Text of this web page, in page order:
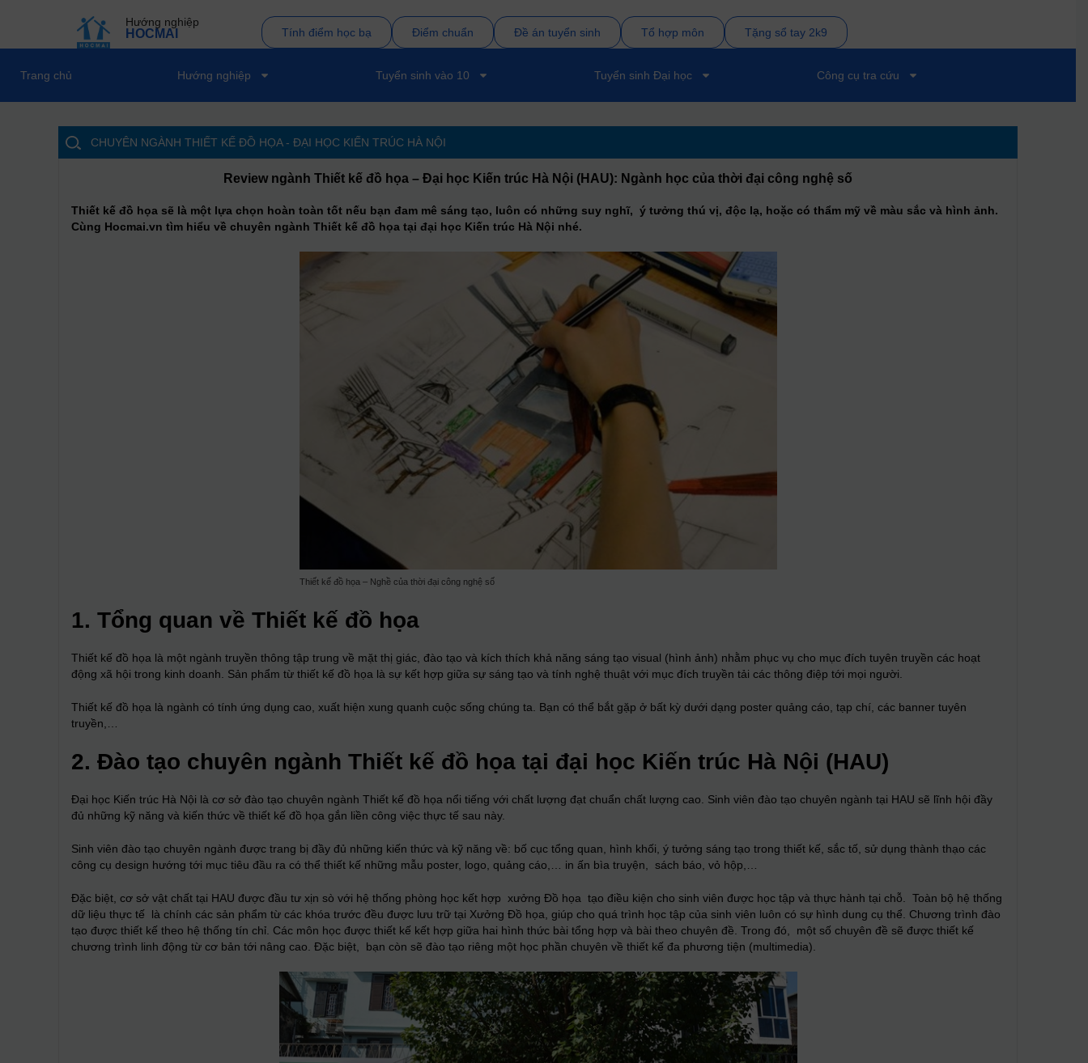
Hướng nghiệp
HOCMAI Tính điểm học bạ Điểm chuẩn Đề án tuyển sinh Tổ hợp môn Tặng sổ tay 2k9
Trang chủ Hướng nghiệp Tuyển sinh vào 10 Tuyển sinh Đại học Công cụ tra cứu
CHUYÊN NGÀNH THIẾT KẾ ĐỒ HỌA - ĐẠI HỌC KIẾN TRÚC HÀ NỘI
Review ngành Thiết kế đồ họa – Đại học Kiến trúc Hà Nội (HAU): Ngành học của thời đại công nghệ số
Thiết kế đồ họa sẽ là một lựa chọn hoàn toàn tốt nếu bạn đam mê sáng tạo, luôn có những suy nghĩ, ý tưởng thú vị, độc lạ, hoặc có thẩm mỹ về màu sắc và hình ảnh.
Cùng Hocmai.vn tìm hiểu về chuyên ngành Thiết kế đồ họa tại đại học Kiến trúc Hà Nội nhé.
Thiết kế đồ họa – Nghề của thời đại công nghệ số
1. Tổng quan về Thiết kế đồ họa
Thiết kế đồ họa là một ngành truyền thông tập trung về mặt thị giác, đào tạo và kích thích khả năng sáng tạo visual (hình ảnh) nhằm phục vụ cho mục đích tuyên truyền các hoạt
động xã hội trong kinh doanh. Sản phẩm từ thiết kế đồ họa là sự kết hợp giữa sự sáng tạo và tính nghệ thuật với mục đích truyền tải các thông điệp tới mọi người.
Thiết kế đồ họa là ngành có tính ứng dụng cao, xuất hiện xung quanh cuộc sống chúng ta. Bạn có thể bắt gặp ở bất kỳ dưới dạng poster quảng cáo, tạp chí, các banner tuyên
truyền,…
2. Đào tạo chuyên ngành Thiết kế đồ họa tại đại học Kiến trúc Hà Nội (HAU)
Đại học Kiến trúc Hà Nội là cơ sở đào tạo chuyên ngành Thiết kế đồ họa nổi tiếng với chất lượng đạt chuẩn chất lượng cao. Sinh viên đào tạo chuyên ngành tại HAU sẽ lĩnh hội đầy
đủ những kỹ năng và kiến thức về thiết kế đồ họa gắn liền công việc thực tế sau này.
Sinh viên đào tạo chuyên ngành được trang bị đầy đủ những kiến thức và kỹ năng về: bố cục tổng quan, hình khối, ý tưởng sáng tạo trong thiết kế, sắc tố, sử dụng thành thạo các
công cụ design hướng tới mục tiêu đầu ra có thể thiết kế những mẫu poster, logo, quảng cáo,… in ấn bìa truyện, sách báo, vỏ hộp,…
Đặc biệt, cơ sở vật chất tại HAU được đầu tư xịn sò với hệ thống phòng học kết hợp xưởng Đồ họa tạo điều kiện cho sinh viên được học tập và thực hành tại chỗ. Toàn bộ hệ thống
dữ liệu thực tế là chính các sản phẩm từ các khóa trước đều được lưu trữ tại Xưởng Đồ họa, giúp cho quá trình học tập của sinh viên luôn có sự hình dung cụ thể. Chương trình đào
tạo được thiết kế theo hệ thống tín chỉ. Các môn học được thiết kế kết hợp giữa hai hình thức bài tổng hợp và bài theo chuyên đề. Trong đó, một số chuyên đề sẽ được thiết kế
chương trình linh động từ cơ bản tới nâng cao. Đặc biệt, bạn còn sẽ đào tạo riêng một học phần chuyên về thiết kế đa phương tiện (multimedia).